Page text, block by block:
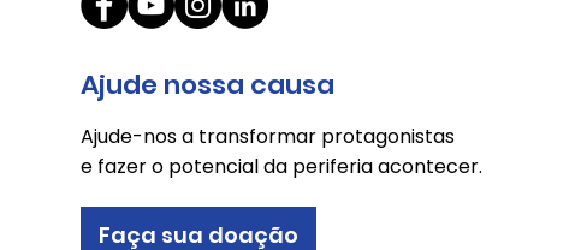
Ajude nossa causa
Ajude-nos a transformar protagonistas
e fazer o potencial da periferia acontecer.
Faça sua doação